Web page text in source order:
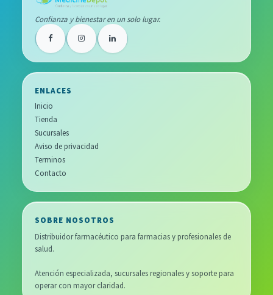
Confianza y bienestar en un solo lugar.
ENLACES
Inicio
Tienda
Sucursales
Aviso de privacidad
Terminos
Contacto
SOBRE NOSOTROS
Distribuidor farmacéutico para farmacias y profesionales de
salud.
Atención especializada, sucursales regionales y soporte para
operar con mayor claridad.